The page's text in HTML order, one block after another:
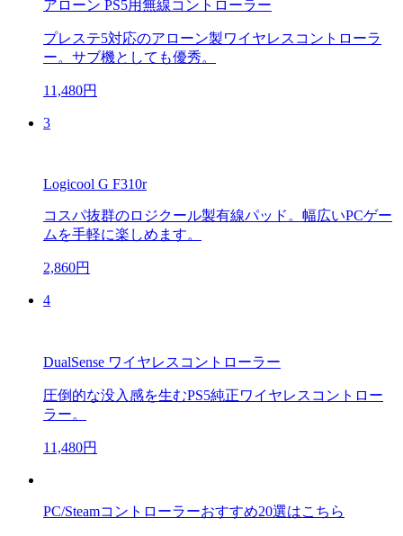
アローン PS5用無線コントローラー
プレステ5対応のアローン製ワイヤレスコントローラ
ー。サブ機としても優秀。
11,480円
3
Logicool G F310r
コスパ抜群のロジクール製有線パッド。幅広いPCゲー
ムを手軽に楽しめます。
2,860円
4
DualSense ワイヤレスコントローラー
圧倒的な没入感を生むPS5純正ワイヤレスコントロー
ラー。
11,480円
PC/Steamコントローラーおすすめ20選はこちら